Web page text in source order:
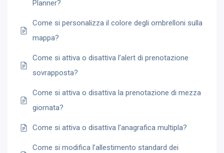
Planner?
Come si personalizza il colore degli ombrelloni sulla
mappa?
Come si attiva o disattiva l’alert di prenotazione
sovrapposta?
Come si attiva o disattiva la prenotazione di mezza
giornata?
Come si attiva o disattiva l’anagrafica multipla?
Come si modifica l’allestimento standard dei